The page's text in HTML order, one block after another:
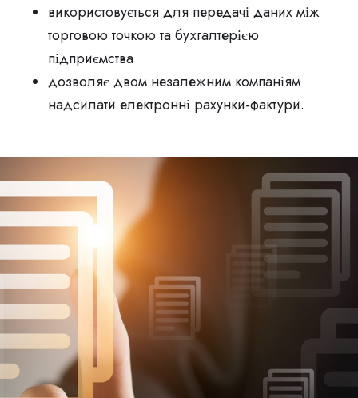
використовується для передачі даних між
торговою точкою та бухгалтерією
підприємства
дозволяє двом незалежним компаніям
надсилати електронні рахунки-фактури.